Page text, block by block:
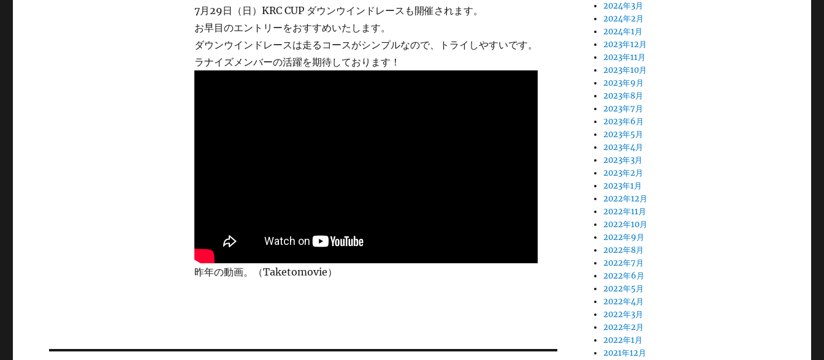
7月29日（日）KRC CUP ダウンウインドレースも開催されます。
お早目のエントリーをおすすめいたします。
ダウンウインドレースは走るコースがシンプルなので、トライしやすいです。
ラナイズメンバーの活躍を期待しております！
昨年の動画。（Taketomovie）
2024年3月
2024年2月
2024年1月
2023年12月
2023年11月
2023年10月
2023年9月
2023年8月
2023年7月
2023年6月
2023年5月
2023年4月
2023年3月
2023年2月
2023年1月
2022年12月
2022年11月
2022年10月
2022年9月
2022年8月
2022年7月
2022年6月
2022年5月
2022年4月
2022年3月
2022年2月
2022年1月
2021年12月